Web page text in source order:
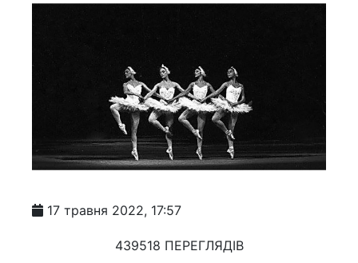
17 травня 2022, 17:57
439518 ПЕРЕГЛЯДІВ